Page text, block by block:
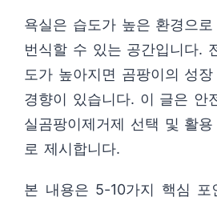
욕실은 습도가 높은 환경으
번식할 수 있는 공간입니다.
도가 높아지면 곰팡이의 성
경향이 있습니다. 이 글은 안
실곰팡이제거제 선택 및 활
로 제시합니다.
본 내용은 5-10가지 핵심 포